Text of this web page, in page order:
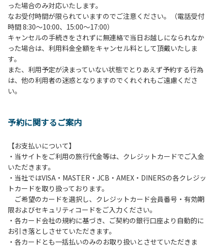
管理棟にてチェックインの手続きを行ってください。午後3
時前にお越しの方は、午後3時になりましたら管理棟にて手
続きを行ってください。午後5時過ぎにお越しの方は、翌朝
手続きを行ってください。
４、車両は、荷物の積み下ろし時以外は、駐車場にとめてく
ださい。
５、チェックアウトは、午前10時まで（日帰り使用の場合は
午後5時まで）です。チェックインの手続きを行っていない
方や使用人数が増えた場合は、必ず手続きを行ってくださ
ら午前10時までの間にゴミステーションに出してください。
は、お持ち帰りをお願いします。
【禁止事項】
カラオケ、発電機、地面での直火による焚き火、キャンプフ
ァイヤー、打ち上げ式花火、テントサウナの設置
【注意事項】
当キャンプ場のそばを流れる歴舟川は、上流で雨が降ると短
時間で増水し、川原で遊んでいると大変危険な状態になりや
すく、過去にも増水により人が流される事故が数件起きてい
った場合のみ対応いたします。
なお受付時間が限られていますのでご注意ください。（電話受付
時間 8:30～10:00、15:00～17:00）
キャンセルの手続きをされずに無連絡で当日お越しになられなか
った場合は、利用料金全額をキャンセル料として頂戴いたしま
す。
また、利用予定が決まっていない状態でとりあえず予約する行為
は、他の利用者の迷惑となりますのでくれぐれもご遠慮くださ
い。
予約に関するご案内
【お支払いについて】
・当サイトをご利用の旅行代金等は、クレジットカードでご入金
いただきます。
・当社ではVISA・MASTER・JCB・AMEX・DINERSの各クレジッ
トカードを取り扱っております。
ご希望のカードを選択し、クレジットカード会員番号・有効期
限およびセキュリティコードをご入力ください。
・各カード会社の規約に基づき、ご契約の銀行口座より自動的に
お引き落としさせていただきます。
・各カードとも一括払いのみのお取り扱いとさせていただきま